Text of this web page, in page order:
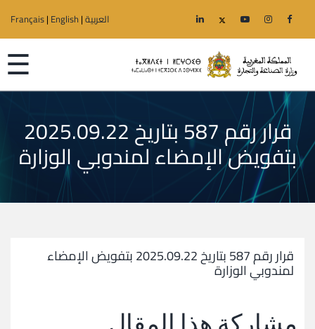
العربية|
Français| English
☰
الرئيسية
الوزارة
الجهوية
خدمات
إعلانات
قرار رقم 587 بتاريخ 2025.09.22
بتفويض الإمضاء لمندوبي الوزارة
قرار رقم 587 بتاريخ 2025.09.22 بتفويض الإمضاء
لمندوبي الوزارة